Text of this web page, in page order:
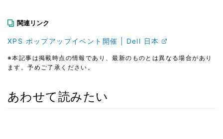
関連リンク
XPS ポップアップイベント開催 | Dell 日本
※本記事は掲載時点の情報であり、最新のものとは異なる場合があり
ます。予めご了承ください。
あわせて読みたい